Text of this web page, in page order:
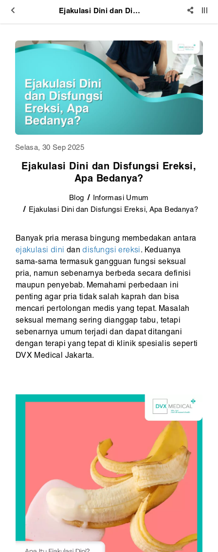
Ejakulasi Dini dan Disfungsi Ereksi, Apa Bedanya?
Selasa, 30 Sep 2025
Ejakulasi Dini dan Disfungsi Ereksi,
Apa Bedanya?
Blog
Informasi Umum
Ejakulasi Dini dan Disfungsi Ereksi, Apa Bedanya?
Banyak pria merasa bingung membedakan antara
ejakulasi dini dan disfungsi ereksi. Keduanya
sama-sama termasuk gangguan fungsi seksual
pria, namun sebenarnya berbeda secara definisi
maupun penyebab. Memahami perbedaan ini
penting agar pria tidak salah kaprah dan bisa
mencari pertolongan medis yang tepat. Masalah
seksual memang sering dianggap tabu, tetapi
sebenarnya umum terjadi dan dapat ditangani
dengan terapi yang tepat di klinik spesialis seperti
DVX Medical Jakarta.